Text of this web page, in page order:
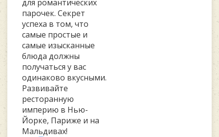
для романтических
парочек. Секрет
успеха в том, что
самые простые и
самые изысканные
блюда должны
получаться у вас
одинаково вкусными.
Развивайте
ресторанную
империю в Нью-
Йорке, Париже и на
Мальдивах!